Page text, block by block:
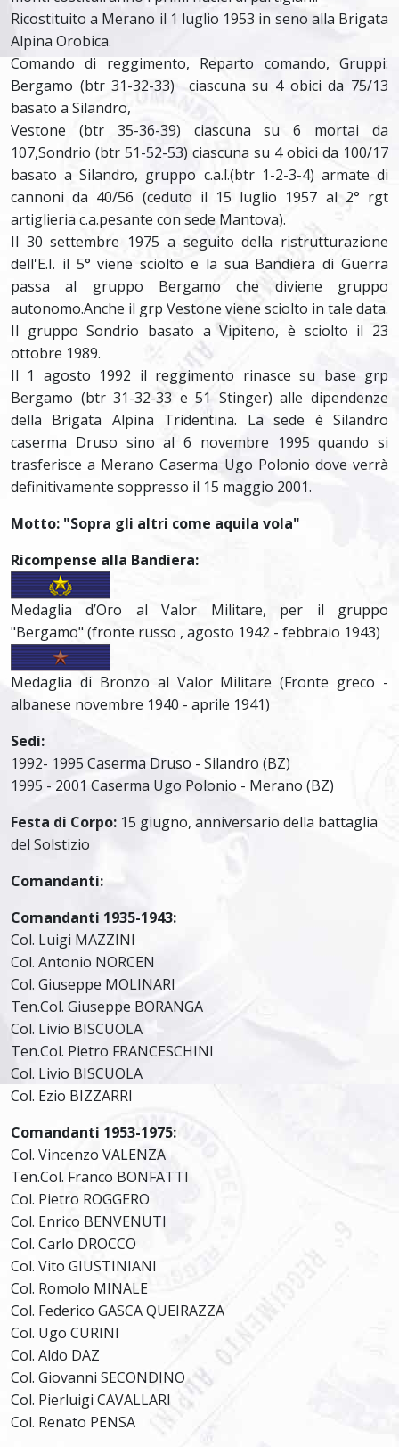
Ricostituito a Merano il 1 luglio 1953 in seno alla Brigata
Alpina Orobica.
Comando di reggimento, Reparto comando, Gruppi:
Bergamo (btr 31-32-33) ciascuna su 4 obici da 75/13
basato a Silandro,
Vestone (btr 35-36-39) ciascuna su 6 mortai da
107,Sondrio (btr 51-52-53) ciascuna su 4 obici da 100/17
basato a Silandro, gruppo c.a.l.(btr 1-2-3-4) armate di
cannoni da 40/56 (ceduto il 15 luglio 1957 al 2° rgt
artiglieria c.a.pesante con sede Mantova).
Il 30 settembre 1975 a seguito della ristrutturazione
dell'E.I. il 5° viene sciolto e la sua Bandiera di Guerra
passa al gruppo Bergamo che diviene gruppo
autonomo.Anche il grp Vestone viene sciolto in tale data.
Il gruppo Sondrio basato a Vipiteno, è sciolto il 23
ottobre 1989.
Il 1 agosto 1992 il reggimento rinasce su base grp
Bergamo (btr 31-32-33 e 51 Stinger) alle dipendenze
della Brigata Alpina Tridentina. La sede è Silandro
caserma Druso sino al 6 novembre 1995 quando si
trasferisce a Merano Caserma Ugo Polonio dove verrà
definitivamente soppresso il 15 maggio 2001.
Motto: "Sopra gli altri come aquila vola"
Ricompense alla Bandiera:
Medaglia d’Oro al Valor Militare, per il gruppo
"Bergamo" (fronte russo , agosto 1942 - febbraio 1943)
Medaglia di Bronzo al Valor Militare (Fronte greco -
albanese novembre 1940 - aprile 1941)
Sedi:
1992- 1995 Caserma Druso - Silandro (BZ)
1995 - 2001 Caserma Ugo Polonio - Merano (BZ)
Festa di Corpo: 15 giugno, anniversario della battaglia
del Solstizio
Comandanti:
Comandanti 1935-1943:
Col. Luigi MAZZINI
Col. Antonio NORCEN
Col. Giuseppe MOLINARI
Ten.Col. Giuseppe BORANGA
Col. Livio BISCUOLA
Ten.Col. Pietro FRANCESCHINI
Col. Livio BISCUOLA
Col. Ezio BIZZARRI
Comandanti 1953-1975:
Col. Vincenzo VALENZA
Ten.Col. Franco BONFATTI
Col. Pietro ROGGERO
Col. Enrico BENVENUTI
Col. Carlo DROCCO
Col. Vito GIUSTINIANI
Col. Romolo MINALE
Col. Federico GASCA QUEIRAZZA
Col. Ugo CURINI
Col. Aldo DAZ
Col. Giovanni SECONDINO
Col. Pierluigi CAVALLARI
Col. Renato PENSA